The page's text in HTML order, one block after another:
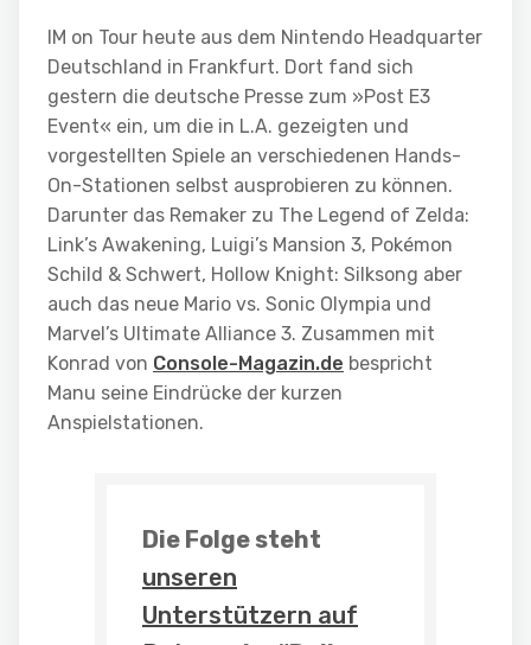
IM on Tour heute aus dem Nintendo Headquarter
Deutschland in Frankfurt. Dort fand sich
gestern die deutsche Presse zum »Post E3
Event« ein, um die in L.A. gezeigten und
vorgestellten Spiele an verschiedenen Hands-
On-Stationen selbst ausprobieren zu können.
Darunter das Remaker zu The Legend of Zelda:
Link’s Awakening, Luigi’s Mansion 3, Pokémon
Schild & Schwert, Hollow Knight: Silksong aber
auch das neue Mario vs. Sonic Olympia und
Marvel’s Ultimate Alliance 3. Zusammen mit
Konrad von Console-Magazin.de bespricht
Manu seine Eindrücke der kurzen
Anspielstationen.
Die Folge steht
unseren
Unterstützern auf